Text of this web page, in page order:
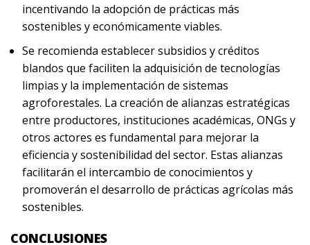
incentivando la adopción de prácticas más
sostenibles y económicamente viables.
Se recomienda establecer subsidios y créditos
blandos que faciliten la adquisición de tecnologías
limpias y la implementación de sistemas
agroforestales. La creación de alianzas estratégicas
entre productores, instituciones académicas, ONGs y
otros actores es fundamental para mejorar la
eficiencia y sostenibilidad del sector. Estas alianzas
facilitarán el intercambio de conocimientos y
promoverán el desarrollo de prácticas agrícolas más
sostenibles.
CONCLUSIONES